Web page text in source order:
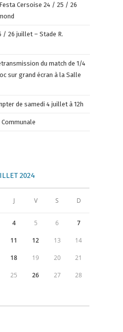
Cersoise 24 / 25 / 26
/ 26 juillet – Stade R.
du match de 1/4
sur grand écran à la Salle
de samedi 4 juillet à 12h
2024
J V S D
4 5 6 7
11 12 13 14
18 19 20 21
25 26 27 28